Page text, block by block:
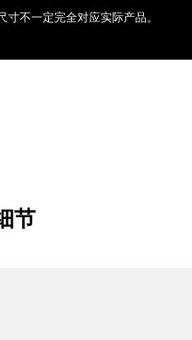
不一定完全对应实际产品。
节